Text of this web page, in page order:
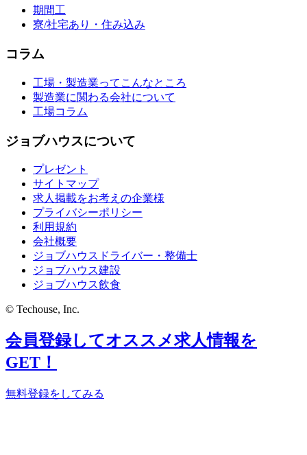
期間工
寮/社宅あり・住み込み
コラム
工場・製造業ってこんなところ
製造業に関わる会社について
工場コラム
ジョブハウスについて
プレゼント
サイトマップ
求人掲載をお考えの企業様
プライバシーポリシー
利用規約
会社概要
ジョブハウスドライバー・整備士
ジョブハウス建設
ジョブハウス飲食
© Techouse, Inc.
会員登録してオススメ求人情報を
GET！
無料登録をしてみる